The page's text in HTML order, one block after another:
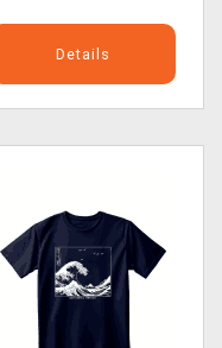
Details